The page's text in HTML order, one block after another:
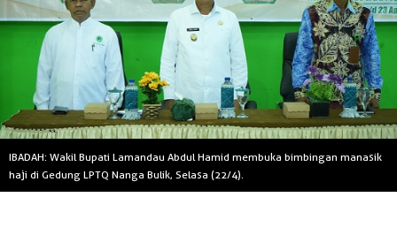
IBADAH: Wakil Bupati Lamandau Abdul Hamid membuka bimbingan manasik
haji di Gedung LPTQ Nanga Bulik, Selasa (22/4).